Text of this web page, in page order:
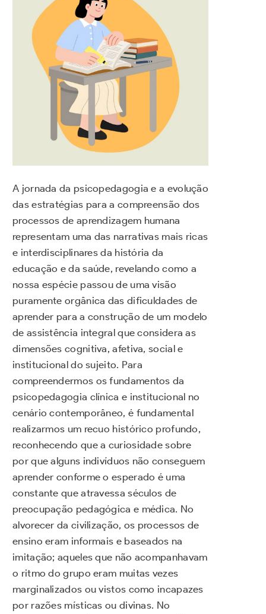
A jornada da psicopedagogia e a evolução
das estratégias para a compreensão dos
processos de aprendizagem humana
representam uma das narrativas mais ricas
e interdisciplinares da história da
educação e da saúde, revelando como a
nossa espécie passou de uma visão
puramente orgânica das dificuldades de
aprender para a construção de um modelo
de assistência integral que considera as
dimensões cognitiva, afetiva, social e
institucional do sujeito. Para
compreendermos os fundamentos da
psicopedagogia clínica e institucional no
cenário contemporâneo, é fundamental
realizarmos um recuo histórico profundo,
reconhecendo que a curiosidade sobre
por que alguns indivíduos não conseguem
aprender conforme o esperado é uma
constante que atravessa séculos de
preocupação pedagógica e médica. No
alvorecer da civilização, os processos de
ensino eram informais e baseados na
imitação; aqueles que não acompanhavam
o ritmo do grupo eram muitas vezes
marginalizados ou vistos como incapazes
por razões místicas ou divinas. No